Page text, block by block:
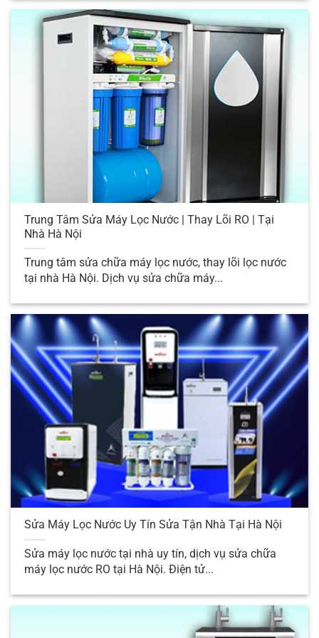
hàng. Chúng tôi sẽ kiểm tra tình trạng máy
lọc nước của khách hàng, tìm ra nguyên
nhân gây ra vấn đề và thực hiện các biện
pháp sửa chữa thích hợp để máy lọc nước
hoạt động trở lại đúng chức năng ban đầu.
Ngoài ra, chúng tôi cũng cung cấp dịch vụ
bảo dưỡng định kỳ cho máy lọc nước, giúp
máy hoạt động hiệu quả và kéo dài tuổi thọ
của thiết bị. Khách hàng có thể đăng ký gói
bảo dưỡng định kỳ của chúng tôi để đảm
bảo máy lọc nước luôn hoạt động tốt và
cung cấp nước sạch đến từng giọt.
Hãy liên hệ với chúng tôi ngay để được tư
vấn và sửa chữa máy lọc nước tại nhà Hà
Nội một cách nhanh chóng và chuyên
nghiệp.
Xem thêm :
Bảng báo giásửa chữa tivi tại nhà hà nội
Hướng dẫnsửa amplygiá rẻ, uy tín
Sửa chữa tất cả các hãng và loại máy lọc
Trung Tâm Sửa Máy Lọc Nước | Thay Lõi RO | Tại
Nhà Hà Nội
Trung tâm sửa chữa máy lọc nước, thay lõi lọc nước
tại nhà Hà Nội. Dịch vụ sửa chữa máy...
Sửa Máy Lọc Nước Uy Tín Sửa Tận Nhà Tại Hà Nội
Sửa máy lọc nước tại nhà uy tín, dịch vụ sửa chữa
máy lọc nước RO tại Hà Nội. Điện tử...